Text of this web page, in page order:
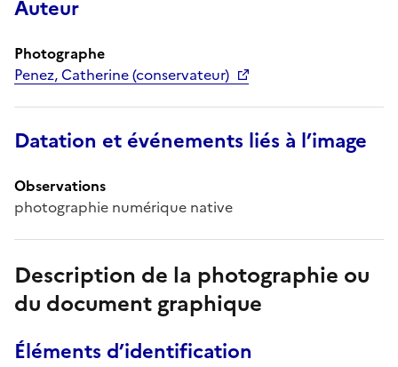
Auteur
Photographe
Penez, Catherine (conservateur)
Datation et événements liés à l’image
Observations
photographie numérique native
Description de la photographie ou
du document graphique
Éléments d’identification